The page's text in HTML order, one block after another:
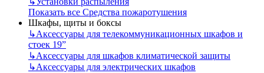
Показать все Средства пожаротушения
Шкафы, щиты и боксы
↳Аксессуары для телекоммуникационных шкафов и
стоек 19”
↳Аксессуары для шкафов климатической защиты
↳Аксессуары для электрических шкафов